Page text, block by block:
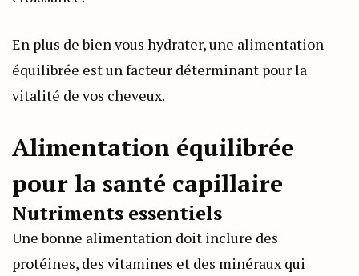
En plus de bien vous hydrater, une alimentation
équilibrée est un facteur déterminant pour la
vitalité de vos cheveux.
Alimentation équilibrée
pour la santé capillaire
Nutriments essentiels
Une bonne alimentation doit inclure des
protéines, des vitamines et des minéraux qui